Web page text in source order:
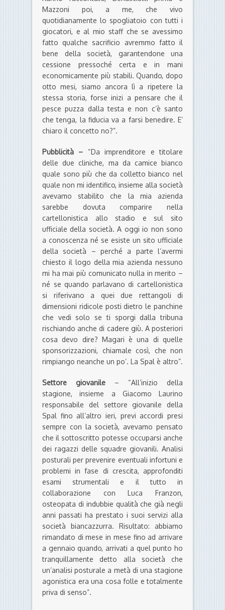
Mazzoni poi, a me, che vivo
quotidianamente lo spogliatoio con tutti i
giocatori, e al mio staff che se avessimo
fatto qualche sacrificio avremmo fatto il
bene della società, garantendone una
cessione pressoché certa e in mani
economicamente più stabili. Quando, dopo
otto mesi, siamo ancora lì a ripetere la
stessa storia, forse inizi a pensare che il
pesce puzza dalla testa e non c’è santo
che tenga, la fiducia va a farsi benedire. E’
chiaro il concetto no?”.
Pubblicità – “Da imprenditore e titolare
delle due cliniche, ma da camice bianco
quale sono più che da colletto bianco nel
quale non mi identifico, insieme alla società
avevamo stabilito che la mia azienda
sarebbe dovuta comparire nella
cartellonistica allo stadio e sul sito
ufficiale della società. A oggi io non sono
a conoscenza né se esiste un sito ufficiale
della società – perché a parte l’avermi
chiesto il logo della mia azienda nessuno
mi ha mai più comunicato nulla in merito –
né se quando parlavano di cartellonistica
si riferivano a quei due rettangoli di
dimensioni ridicole posti dietro le panchine
che vedi solo se ti sporgi dalla tribuna
rischiando anche di cadere giù. A posteriori
cosa devo dire? Magari è una di quelle
sponsorizzazioni, chiamale così, che non
rimpiango neanche un po’. La Spal è altro”.
Settore giovanile – “All’inizio della
stagione, insieme a Giacomo Laurino
responsabile del settore giovanile della
Spal fino all’altro ieri, previ accordi presi
sempre con la società, avevamo pensato
che il sottoscritto potesse occuparsi anche
dei ragazzi delle squadre giovanili. Analisi
posturali per prevenire eventuali infortuni e
problemi in fase di crescita, approfonditi
esami strumentali e il tutto in
collaborazione con Luca Franzon,
osteopata di indubbie qualità che già negli
anni passati ha prestato i suoi servizi alla
società biancazzurra. Risultato: abbiamo
rimandato di mese in mese fino ad arrivare
a gennaio quando, arrivati a quel punto ho
tranquillamente detto alla società che
un’analisi posturale a metà di una stagione
agonistica era una cosa folle e totalmente
priva di senso”.